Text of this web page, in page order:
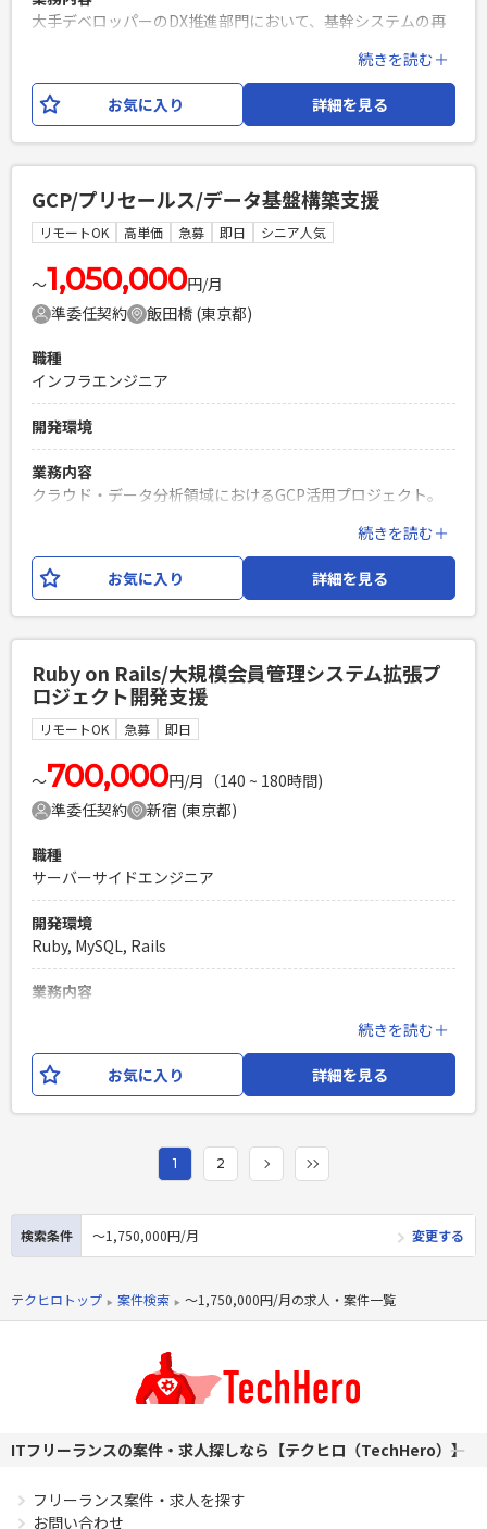
テクヒロトップ 案件検索 〜1,750,000円/月の求人・案件一覧
大手デベロッパーのDX推進部門において、基幹システムの再
をAI駆動開発にて実施すべく準備を進めており、まずはスモー
ルスタートとして、 周辺サブシステムでAI駆動開発を実施し
たいと考えております。 クライアントとしては初めての試み
マ）を募集いたします。 【具体的な業務内容】 ・技術スタッ
クの選定・検証・最適化（TypeScript 5.x / Node.js 22環境）
・サーバーレスアーキテクチャ（AWS Lambda, Step
Functions等）の設計・コードレビュー ・AI駆動開発におけ
るプロンプトやコンテキスト最適化、および生成コードの品
質担保 ・フロントエンド（Next.js / shadcn/ui）およびインフ
語/FW：TypeScript (Node.js 22), Next.js, React フロント
UI：shadcn/ui データベース/ORM：Aurora PostgreSQL
Serverless v2, Prisma Client インフラ/認証：AWS (Lambda,
Step Functions, EventBridge, Glue, S3), Amazon Cognito
(JWT) IaC/データ管理：AWS CDK (TypeScript) テスト：
Vitest (vi.mock) CI/CD：GitHub Actions その他：React PDF
・大規模またはモダンなWebアプリケーション開発における
ソースコードレビュー、技術選定、アーキテクチャ設計の経験
・TypeScriptを用いた実務開発経験 ・Next.js (App Router)
/Reactを用いたフロントエンドの開発・設計経験 ・AWSサー
バーレス環境でのバックエンド開発経験 ・API Gateway /
Lambda、およびEventBridge / Step Functionsを用いたイ
ベント駆動・非同期処理の実装経験 ・AWS CDK (TypeScript)
を用いたIaC（Infrastructure as Code）の実務経験 ・Vitest /
Jest 等を用いたテストコードの適切な設計・モック戦略の理
PHPを用いたWebサービスの開発経験4年以上
Laravelを用いた開発経験1年以上
続きを読む＋
お気に入り 詳細を見る
GCP/プリセールス/データ基盤構築支援
リモートOK 高単価 急募 即日 シニア人気
〜1,050,000円/月
準委任契約
飯田橋 (東京都)
職種
インフラエンジニア
開発環境
業務内容
クラウド・データ分析領域におけるGCP活用プロジェクト。
プリセールス支援 ・顧客要件のヒアリング、提案内容の整理
・受注後の要件定義、基本設計、構築支援 ・Looker、
Looker Studio、BigQueryを活用したデータ分析基盤支援
Looker、Looker Studio、BigQueryいずれかの実務経験 ・プ
リセールスまたは顧客折衝を伴う提案支援経験 ・要件定義か
ら参画したプロジェクト経験
Laravelを用いた開発経験1年以上
エンジニア複数人のチームでの開発経験
続きを読む＋
お気に入り 詳細を見る
Ruby on Rails/大規模会員管理システム拡張プ
ロジェクト開発支援
リモートOK 急募 即日
〜700,000円/月（140 ~ 180時間)
準委任契約
新宿 (東京都)
職種
サーバーサイドエンジニア
開発環境
Ruby, MySQL, Rails
業務内容
おける「物販」「コンテンツ配信」「リアルイベント連動」
「アンケート配信」といったプロダクトをゼロから開発し、
団体活動を一元的に支えるプラットフォームを構築します。
盤プラットフォームとして設計・開発します。 【開発環境】
言語/FW：Ruby on Rails,JavaScript DB：MySQL ツール：
AWS(EC2,S3,RDS,ECS,CloudWatch),GitHub
Actions,Terraform 【チーム体制】 ・PM1名、ディレクター2
・Web開発経験3年以上 ・Ruby on Railsの開発経験3年以上
・詳細設計経験フェーズ以降のご経験 ・既存システムのコー
ドを読み解き、改修・改善が行える方
Laravelを用いた開発経験1年以上
続きを読む＋
お気に入り 詳細を見る
1 2
検索条件 〜1,750,000円/月 変更する
ITフリーランスの案件・求人探しなら【テクヒロ（TechHero）】
フリーランス案件・求人を探す
お問い合わせ